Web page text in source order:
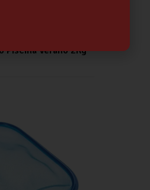
Piscina Verano 2Kg